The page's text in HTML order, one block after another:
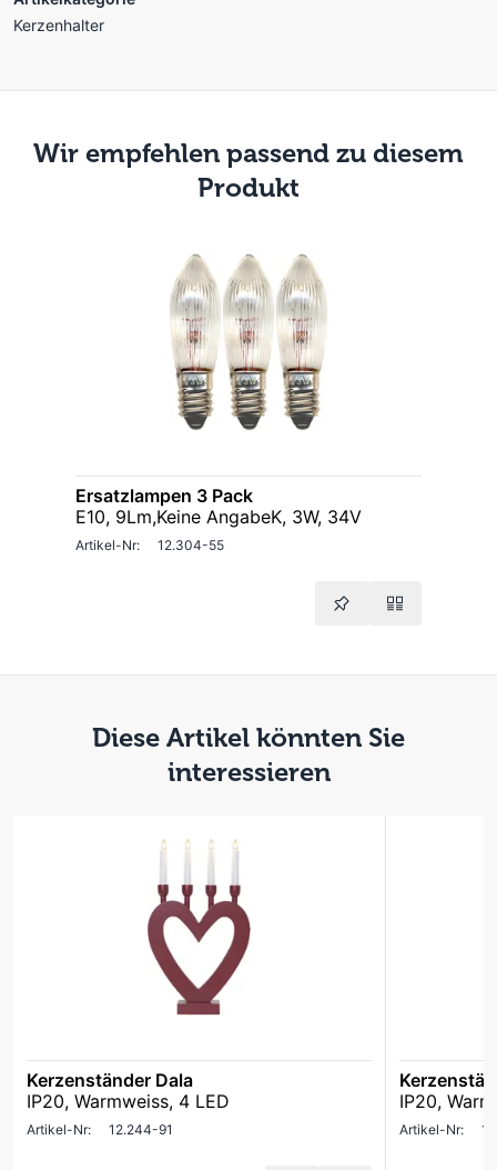
Kerzenhalter
Wir empfehlen passend zu diesem
Produkt
Ersatzlampen 3 Pack
E10, 9Lm,Keine AngabeK, 3W, 34V
Artikel-Nr: 12.304-55
Diese Artikel könnten Sie
interessieren
Kerzenständer Dala
IP20, Warmweiss, 4 LED
Artikel-Nr: 12.244-91
IP20,
Artikel-Nr: